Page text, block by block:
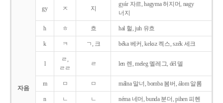
자음
gy ㅈ 지
gyár 자르, hagyma 허지머, nagy
너지
h ㅎ 흐 hal 헐, juh 유흐
k ㅋ ㄱ, 크 béka 베커, keksz 켁스, szék 세크
l
ㄹ,
ㄹㄹ
ㄹ len 렌, meleg 멜레그, dél 델
m ㅁ ㅁ málna 말너, bomba 봄버, álom 알롬
n ㄴ ㄴ néma 네머, bunda 분더, pihen 피헨